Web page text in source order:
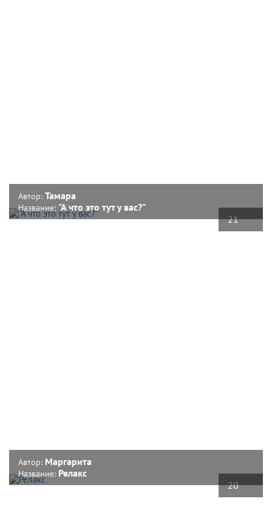
21
Автор: Тамара
Название: "А что это тут у вас?"
20
Автор: Маргарита
Название: Релакс